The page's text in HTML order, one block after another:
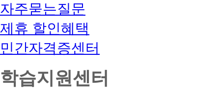
자주묻는질문
제휴 할인혜택
민간자격증센터
학습지원센터